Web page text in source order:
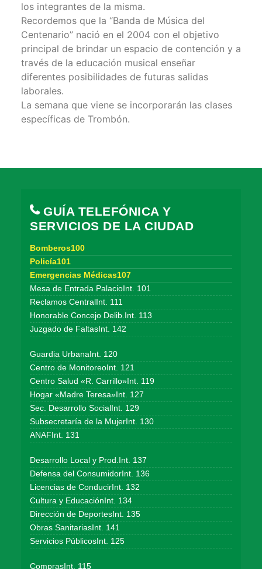
los integrantes de la misma.
Recordemos que la “Banda de Música del
Centenario” nació en el 2004 con el objetivo
principal de brindar un espacio de contención y a
través de la educación musical enseñar
diferentes posibilidades de futuras salidas
laborales.
La semana que viene se incorporarán las clases
específicas de Trombón.
GUÍA TELEFÓNICA Y
SERVICIOS DE LA CIUDAD
Bomberos100
Policía101
Emergencias Médicas107
Mesa de Entrada PalacioInt. 101
Reclamos CentralInt. 111
Honorable Concejo Delib.Int. 113
Juzgado de FaltasInt. 142
Guardia UrbanaInt. 120
Centro de MonitoreoInt. 121
Centro Salud «R. Carrillo»Int. 119
Hogar «Madre Teresa»Int. 127
Sec. Desarrollo SocialInt. 129
Subsecretaría de la MujerInt. 130
ANAFInt. 131
Desarrollo Local y Prod.Int. 137
Defensa del ConsumidorInt. 136
Licencias de ConducirInt. 132
Cultura y EducaciónInt. 134
Dirección de DeportesInt. 135
Obras SanitariasInt. 141
Servicios PúblicosInt. 125
ComprasInt. 115